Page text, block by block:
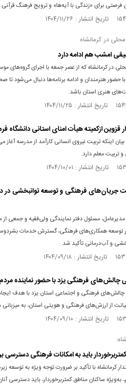
فرصتی برای «زندگی با آیه‌ها» و ترویج فرهنگ
در کرمانشاه
امشب هم ادامه دارد
در کرمانشاه که از عصر جمعه با اجرای گروه‌های
حضور هنرمندان و ادامه برنامه‌ها دنبال می‌شود تا
هنری استان باشد.
قزوین ازکمیته هیأت امنای استانی دانشگاه
اینکه تربیت نیروی انسانی کارآمد از مدرسه
تربیت معلم دارد.
جریان‌های فرهنگی و توسعه توانبخشی در
مدیرعامل، مسئول دفتر نمایندگی ولی‌فقیه و جمعی
توسعه همکاری‌های فرهنگی، گسترش خدمات
و آب‌درمانی تأکید شد.
فرهنگی یزد با حضور نماینده
فرهنگی و اجتماعی استان یزد با هدف
از ارزش‌های فرهنگی و هویتی استان، به میزبانی
باید به امکانات فرهنگی دسترسی
کرمانشاه با تأکید بر ضرورت توجه ویژه به
به‌ویژه ساکنان مناطق کمتربرخوردار، باید دسترسی